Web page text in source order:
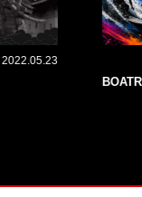
2022.05.23